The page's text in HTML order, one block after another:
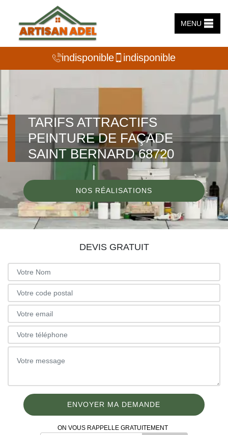
MENU
indisponible indisponible
TARIFS ATTRACTIFS
PEINTURE DE FAÇADE
SAINT BERNARD 68720
NOS RÉALISATIONS
DEVIS GRATUIT
ON VOUS RAPPELLE GRATUITEMENT